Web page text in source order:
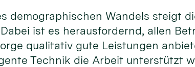
demographischen Wandels steigt
ist es herausfordernd, allen
qualitativ gute Leistungen
Technik die Arbeit unterstützt